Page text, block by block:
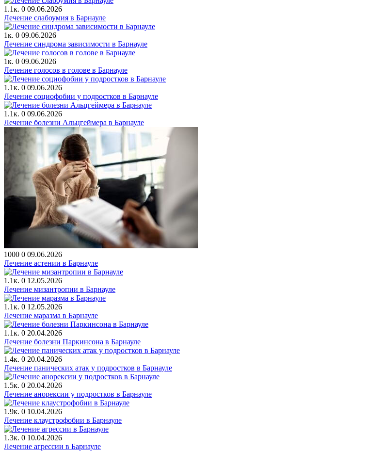
1.1к. 0 09.06.2026
Лечение слабоумия в Барнауле
1к. 0 09.06.2026
Лечение синдрома зависимости в Барнауле
1к. 0 09.06.2026
Лечение голосов в голове в Барнауле
1.1к. 0 09.06.2026
Лечение cоциофобии у подростков в Барнауле
1.1к. 0 09.06.2026
Лечение болезни Альцгеймера в Барнауле
1000 0 09.06.2026
Лечение астении в Барнауле
1.1к. 0 12.05.2026
Лечение мизантропии в Барнауле
1.1к. 0 12.05.2026
Лечение маразма в Барнауле
1.1к. 0 20.04.2026
Лечение болезни Паркинсона в Барнауле
1.4к. 0 20.04.2026
Лечение панических атак у подростков в Барнауле
1.5к. 0 20.04.2026
Лечение анорексии у подростков в Барнауле
1.9к. 0 10.04.2026
Лечение клаустрофобии в Барнауле
1.3к. 0 10.04.2026
Лечение агрессии в Барнауле